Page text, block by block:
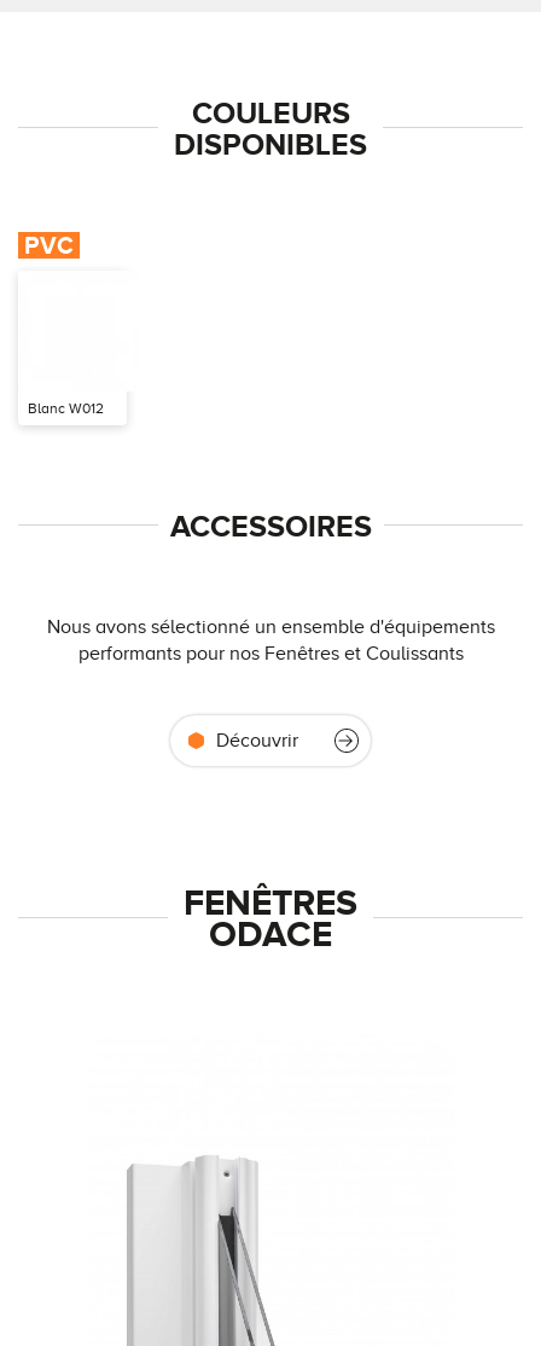
COULEURS
DISPONIBLES
PVC
Blanc W012
ACCESSOIRES
Nous avons sélectionné un ensemble d'équipements
performants pour nos Fenêtres et Coulissants
Découvrir
FENÊTRES
ODACE